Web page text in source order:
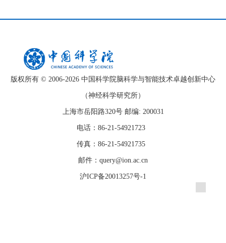
版权所有 © 2006-2026 中国科学院脑科学与智能技术卓越创新中心
（神经科学研究所）
上海市岳阳路320号 邮编: 200031
电话：86-21-54921723
传真：86-21-54921735
邮件：query@ion.ac.cn
沪ICP备20013257号-1